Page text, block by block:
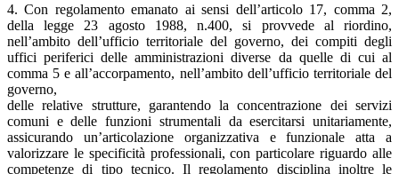
4. Con regolamento emanato ai sensi dell’articolo 17, comma 2,
della legge 23 agosto 1988, n.400, si provvede al riordino,
nell’ambito dell’ufficio territoriale del governo, dei compiti degli
uffici periferici delle amministrazioni diverse da quelle di cui al
comma 5 e all’accorpamento, nell’ambito dell’ufficio territoriale del
governo,
delle relative strutture, garantendo la concentrazione dei servizi
comuni e delle funzioni strumentali da esercitarsi unitariamente,
assicurando un’articolazione organizzativa e funzionale atta a
valorizzare le specificità professionali, con particolare riguardo alle
competenze di tipo tecnico. Il regolamento disciplina inoltre le